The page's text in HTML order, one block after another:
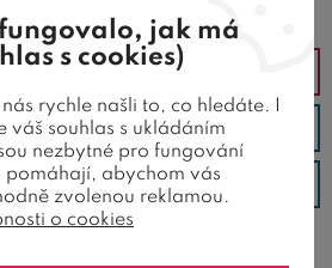
Doporučené
nejlevnějšího
nejdražšího
jak má
s cookies)
rychle našli to, co hledáte. I
váš souhlas s ukládáním
nezbytné pro fungování
pomáhají, abychom vás
zvolenou reklamou.
o cookies